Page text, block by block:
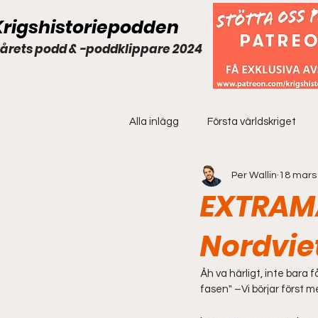
podd & -poddklippare 2024
Alla inlägg Första världskriget
Extramaterial Per Wallin 18
Åh va härligt, inte bara
fasen" –Vi börjar först